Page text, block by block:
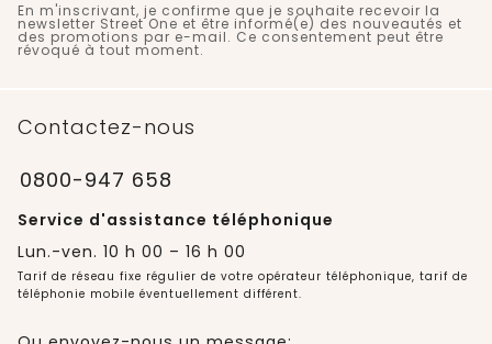
En m'inscrivant, je confirme que je souhaite recevoir la
newsletter Street One et être informé(e) des nouveautés et
des promotions par e-mail. Ce consentement peut être
révoqué à tout moment.
Contactez-nous
0800-947 658
Service d'assistance téléphonique
Lun.-ven. 10 h 00 – 16 h 00
Tarif de réseau fixe régulier de votre opérateur téléphonique, tarif de
téléphonie mobile éventuellement différent.